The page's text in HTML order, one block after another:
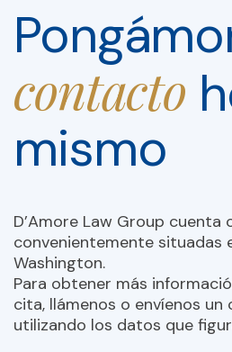
contacto
mismo
D’Amore Law Group cuenta
convenientemente situadas
Washington.
Para obtener más
cita, llámenos o envíenos
utilizando los datos que